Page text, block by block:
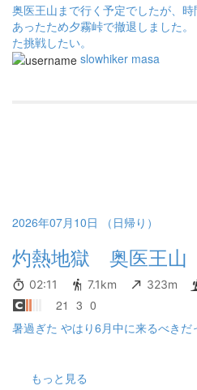
奥医王山まで行く予定でしたが、
あったため夕霧峠で撤退しました
た挑戦したい。
slowhiker masa
2026年07月10日 （日帰り）
灼熱地獄 奥医王山
02:11 7.1km 323m
21 3 0
暑過ぎた やはり6月中に来るべきだ
もっと見る